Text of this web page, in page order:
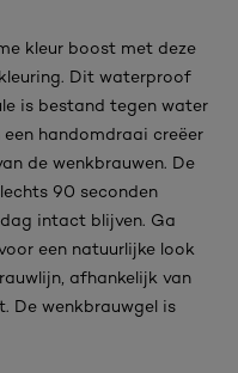
kleur boost met deze
Dit waterproof
is bestand tegen water
handomdraai creëer
de wenkbrauwen. De
90 seconden
intact blijven. Ga
een natuurlijke look
afhankelijk van
De wenkbrauwgel is